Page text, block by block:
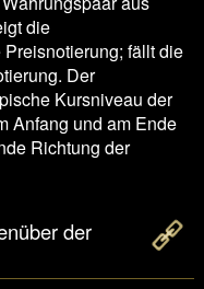
die
fällt die
Der
Kursniveau der
Anfang und am Ende
Richtung der
der